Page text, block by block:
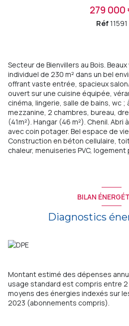
279 000
Réf11591
Secteur de Bienvillers au Bois.
individuel de 230 m² dans un bel
offrant vaste entrée, spacieux
ouvert sur une cuisine équipée,
cinéma, lingerie, salle de bains, wc ;
mezzanine, 2 chambres, bureau,
(41m²). Hangar (46 m²). Chenil. Abri
avec coin potager. Bel espace de
Construction en béton cellulaire,
chaleur, menuiseries PVC, logement
BILAN
Diagnostics
Montant estimé des dépenses
usage standard est compris entre 2
moyens des énergies indexés sur
2023 (abonnements compris).